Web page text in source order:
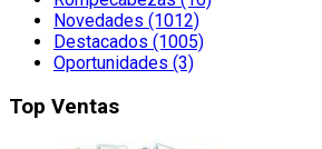
Novedades (1012)
Destacados (1005)
Oportunidades (3)
Top Ventas